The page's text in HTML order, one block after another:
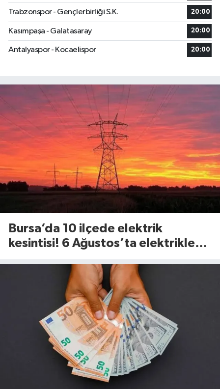
Trabzonspor - Gençlerbirliği S.K. 20:00
Kasımpaşa - Galatasaray 20:00
Antalyaspor - Kocaelispor 20:00
Bursa’da 10 ilçede elektrik
kesintisi! 6 Ağustos’ta elektrikler